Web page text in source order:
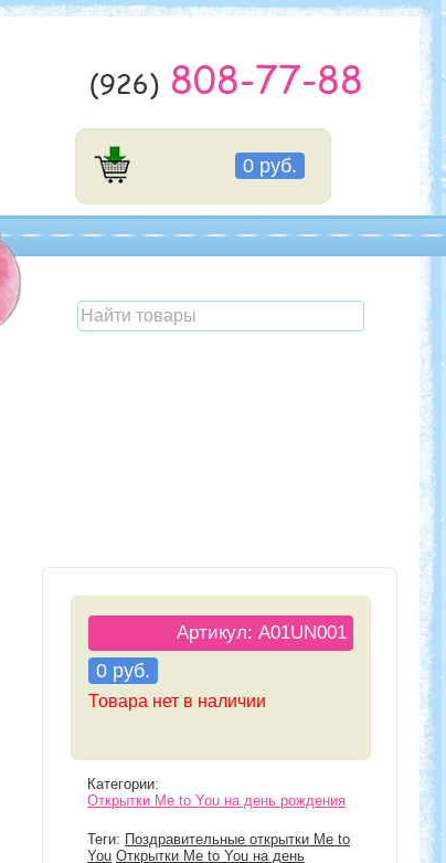
(926)808-77-88
0 руб.
Артикул: A01UN001
0 руб.
Товара нет в наличии
Категории:
Открытки Me to You на день рождения
Теги: Поздравительные открытки Me to
You Открытки Me to You на день